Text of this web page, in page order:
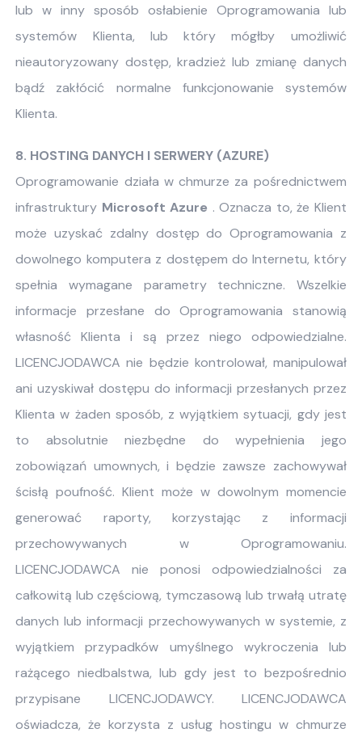
lub w inny sposób osłabienie Oprogramowania lub
systemów Klienta, lub który mógłby umożliwić
nieautoryzowany dostęp, kradzież lub zmianę danych
bądź zakłócić normalne funkcjonowanie systemów
Klienta.
8. HOSTING DANYCH I SERWERY (AZURE)
Oprogramowanie działa w chmurze za pośrednictwem
infrastruktury Microsoft Azure . Oznacza to, że Klient
może uzyskać zdalny dostęp do Oprogramowania z
dowolnego komputera z dostępem do Internetu, który
spełnia wymagane parametry techniczne. Wszelkie
informacje przesłane do Oprogramowania stanowią
własność Klienta i są przez niego odpowiedzialne.
LICENCJODAWCA nie będzie kontrolował, manipulował
ani uzyskiwał dostępu do informacji przesłanych przez
Klienta w żaden sposób, z wyjątkiem sytuacji, gdy jest
to absolutnie niezbędne do wypełnienia jego
zobowiązań umownych, i będzie zawsze zachowywał
ścisłą poufność. Klient może w dowolnym momencie
generować raporty, korzystając z informacji
przechowywanych w Oprogramowaniu.
LICENCJODAWCA nie ponosi odpowiedzialności za
całkowitą lub częściową, tymczasową lub trwałą utratę
danych lub informacji przechowywanych w systemie, z
wyjątkiem przypadków umyślnego wykroczenia lub
rażącego niedbalstwa, lub gdy jest to bezpośrednio
przypisane LICENCJODAWCY. LICENCJODAWCA
oświadcza, że korzysta z usług hostingu w chmurze